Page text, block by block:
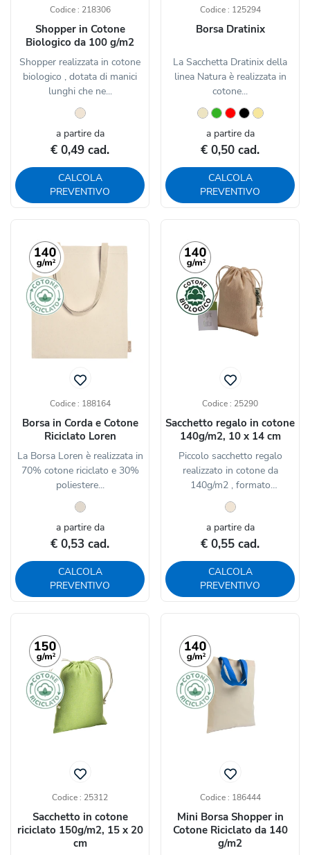
Codice : 218306
Shopper in Cotone
Biologico da 100 g/m2
Shopper realizzata in cotone
biologico , dotata di manici
lunghi che ne...
a partire da
€ 0,49 cad.
CALCOLA
PREVENTIVO
Codice : 125294
Borsa Dratinix
La Sacchetta Dratinix della
linea Natura è realizzata in
cotone...
a partire da
€ 0,50 cad.
CALCOLA
PREVENTIVO
Codice : 188164
Borsa in Corda e Cotone
Riciclato Loren
La Borsa Loren è realizzata in
70% cotone riciclato e 30%
poliestere...
a partire da
€ 0,53 cad.
CALCOLA
PREVENTIVO
Codice : 25290
Sacchetto regalo in cotone
140g/m2, 10 x 14 cm
Piccolo sacchetto regalo
realizzato in cotone da
140g/m2 , formato
compatto...
a partire da
€ 0,55 cad.
CALCOLA
PREVENTIVO
Codice : 25312
Sacchetto in cotone
riciclato 150g/m2, 15 x 20
cm
Codice : 186444
Mini Borsa Shopper in
Cotone Riciclato da 140
g/m2